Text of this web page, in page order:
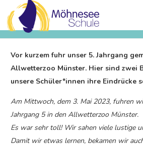
Vor kurzem fuhr unser 5. Jahrgang
Allwetterzoo Münster. Hier sind zwei
unsere Schüler*innen ihre Eindrücke
Am Mittwoch, dem 3. Mai 2023, fuhren
Jahrgang 5 in den Allwetterzoo Münster.
Es war sehr toll! Wir sahen viele lustige
Damit wir etwas lernen, bekamen wir